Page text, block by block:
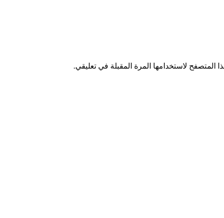
المتصفح لاستخدامها المرة المقبلة في تعليقي.